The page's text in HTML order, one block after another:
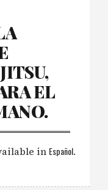
EL
in Español.